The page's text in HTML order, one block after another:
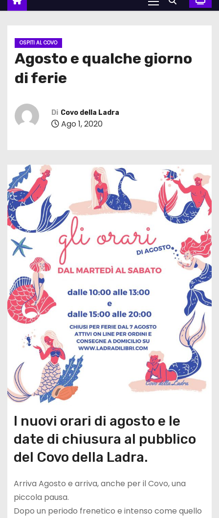
OSPITI AL COVO
Agosto e qualche giorno
di ferie
Di Covo della Ladra
Ago 1, 2020
I nuovi orari di agosto e le
date di chiusura al pubblico
del Covo della Ladra.
Arriva Agosto e arriva, anche per il Covo, una
piccola pausa.
Dopo un periodo frenetico e intenso come quello